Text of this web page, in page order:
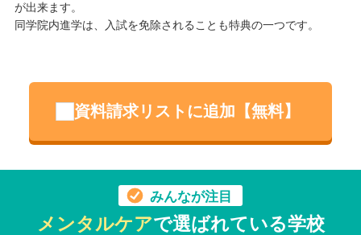
が出来ます。
同学院内進学は、入試を免除されることも特典の一つです。
資料請求リストに追加【無料】
みんなが注目
メンタルケアで選ばれている学校